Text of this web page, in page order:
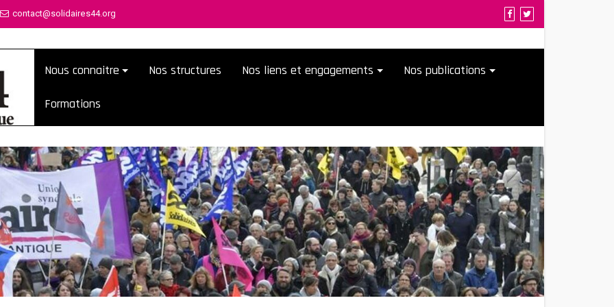
contact@solidaires44.org
Nous connaitre Nos structures Nos liens et engagements Nos publications
Formations